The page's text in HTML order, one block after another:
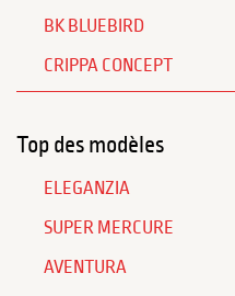
BK BLUEBIRD
CRIPPA CONCEPT
Top des modèles
ELEGANZIA
SUPER MERCURE
AVENTURA